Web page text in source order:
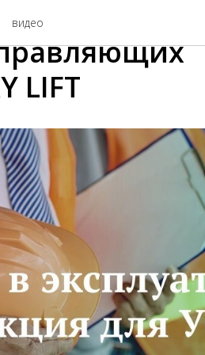
видео
LIFT